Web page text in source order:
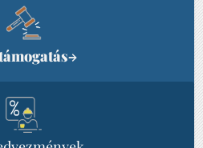
→